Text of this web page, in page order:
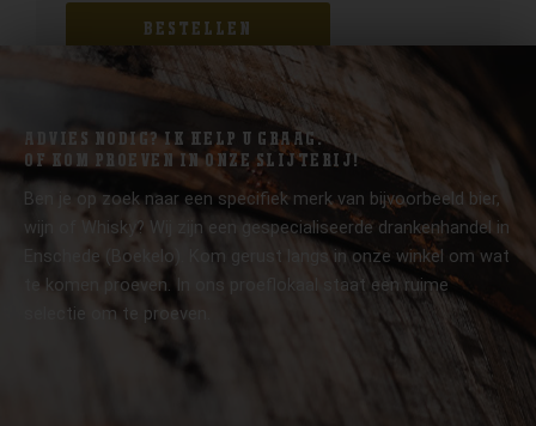
BESTELLEN
ADVIES NODIG? IK HELP U GRAAG.
OF KOM PROEVEN IN ONZE SLIJTERIJ!
Ben je op zoek naar een specifiek merk van bijvoorbeeld bier,
wijn of Whisky? Wij zijn een gespecialiseerde drankenhandel in
Enschede (Boekelo). Kom gerust langs in onze winkel om wat
te komen proeven. In ons proeflokaal staat een ruime
selectie om te proeven.